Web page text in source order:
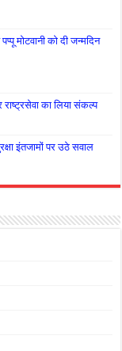
मोटवानी को दी जन्मदिन
राष्ट्रसेवा का लिया संकल्प
इंतजामों पर उठे सवाल